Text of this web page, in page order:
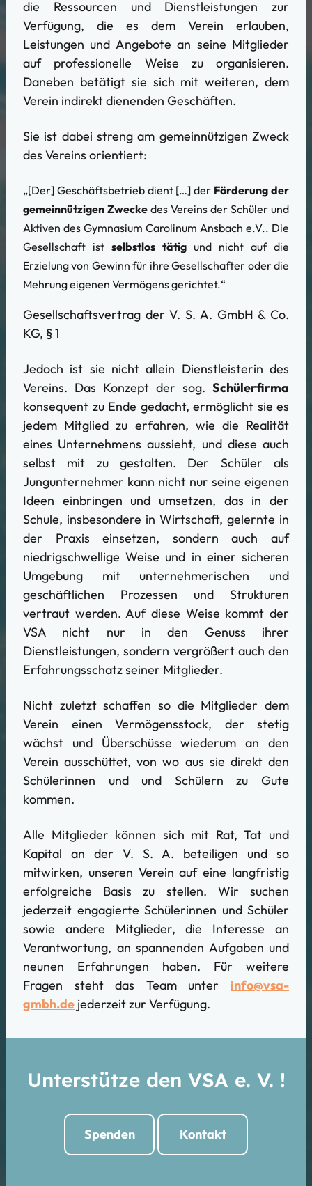
die Ressourcen und Dienstleistungen zur
Verfügung, die es dem Verein erlauben,
Leistungen und Angebote an seine Mitglieder
auf professionelle Weise zu organisieren.
Daneben betätigt sie sich mit weiteren, dem
Verein indirekt dienenden Geschäften.
Sie ist dabei streng am gemeinnützigen Zweck
des Vereins orientiert:
„[Der] Geschäftsbetrieb dient […] der Förderung der
gemeinnützigen Zwecke des Vereins der Schüler und
Aktiven des Gymnasium Carolinum Ansbach e.V.. Die
Gesellschaft ist selbstlos tätig und nicht auf die
Erzielung von Gewinn für ihre Gesellschafter oder die
Mehrung eigenen Vermögens gerichtet.“
Gesellschaftsvertrag der V. S. A. GmbH & Co.
KG, § 1
Jedoch ist sie nicht allein Dienstleisterin des
Vereins. Das Konzept der sog. Schülerfirma
konsequent zu Ende gedacht, ermöglicht sie es
jedem Mitglied zu erfahren, wie die Realität
eines Unternehmens aussieht, und diese auch
selbst mit zu gestalten. Der Schüler als
Jungunternehmer kann nicht nur seine eigenen
Ideen einbringen und umsetzen, das in der
Schule, insbesondere in Wirtschaft, gelernte in
der Praxis einsetzen, sondern auch auf
niedrigschwellige Weise und in einer sicheren
Umgebung mit unternehmerischen und
geschäftlichen Prozessen und Strukturen
vertraut werden. Auf diese Weise kommt der
VSA nicht nur in den Genuss ihrer
Dienstleistungen, sondern vergrößert auch den
Erfahrungsschatz seiner Mitglieder.
Nicht zuletzt schaffen so die Mitglieder dem
Verein einen Vermögensstock, der stetig
wächst und Überschüsse wiederum an den
Verein ausschüttet, von wo aus sie direkt den
Schülerinnen und und Schülern zu Gute
kommen.
Alle Mitglieder können sich mit Rat, Tat und
Kapital an der V. S. A. beteiligen und so
mitwirken, unseren Verein auf eine langfristig
erfolgreiche Basis zu stellen. Wir suchen
jederzeit engagierte Schülerinnen und Schüler
sowie andere Mitglieder, die Interesse an
Verantwortung, an spannenden Aufgaben und
neunen Erfahrungen haben. Für weitere
Fragen steht das Team unter info@vsa-
gmbh.de jederzeit zur Verfügung.
Unterstütze den VSA e. V. !
Spenden Kontakt